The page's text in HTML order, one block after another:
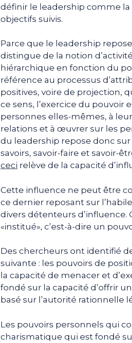
définir le leadership comme
objectifs suivis.
Parce que le leadership
distingue de la notion
hiérarchique en fonction du
référence au processus
positives, voire de projection,
ce sens, l’exercice du pouvoir
personnes elles-mêmes, à
relations et à œuvrer sur les
du leadership repose donc
savoirs, savoir-faire et savoir-
ceci relève de la capacité
Cette influence ne peut être
ce dernier reposant sur
divers détenteurs d’influence.
«institué», c’est-à-dire un
Des chercheurs ont identifié
suivante : les pouvoirs de
la capacité de menacer et
fondé sur la capacité d’offrir
basé sur l’autorité rationnelle
Les pouvoirs personnels qui
charismatique qui est fondé